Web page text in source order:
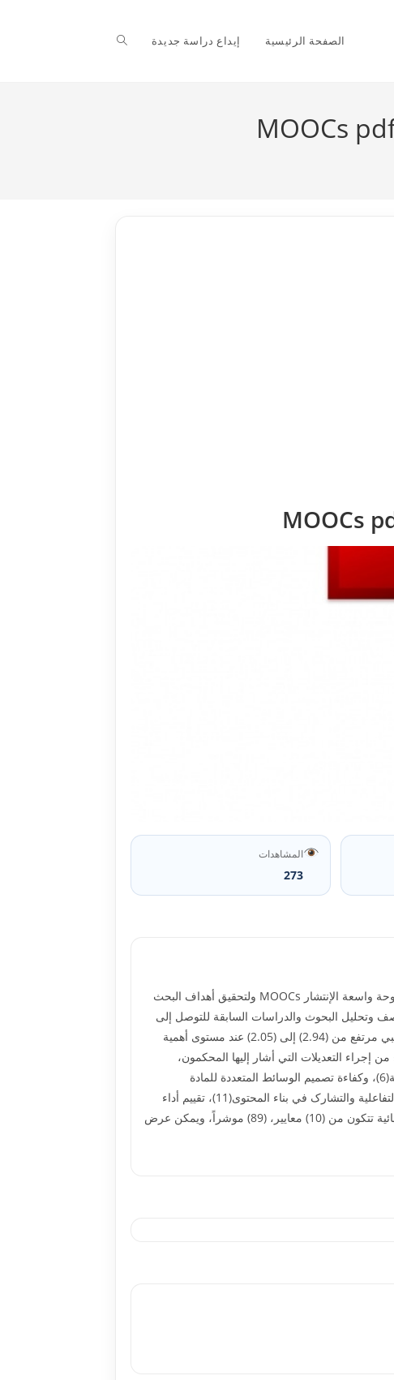
الصفحة الرئيسية إيداع دراسة جديدة Toggle
المشاهدات
273
<br /> ٘<br /> هدف البحث الحالي إلى تحديد المجالات الرئيسة التي تتکون منها قائمة معايير المقررات الإلکترونية المفتوحة واسعة الإنتشار MOOCs ولتحقيق أهداف البحث
وتحليل البحوث والدراسات السابقة للتوصل إلى
قائمة بمعايير تصميم المقررات الإلکترونية المفتوحة واسعة الإنتشار MOOCs، وبعد ضبط قائمة المعايير، سجلت وزن نسبي مرتفع من (2.94) إلى (2.05) عند مستوى أهمية
إلى (2.21) عند مستوى مرتبط، وبعد الانتهاء من إجراء التعديلات التي أشار إليها المحکمون،
وتضمنت المعايير: المعلومات العامة عن المقرر(6)، التصميم التعليمي للمحتوى(9)، تصميم أنشطة التعلم والمهام التشارکية(6)، وکفاءة تصميم الوسائط المتعددة للمادة
التعليمية(22)؛ وجودة تصميم الروابط داخل المقرر(8)، ودعم تحکم المتعلم في المقرر الإلکتروني(9)، والنمذجة(6)، ودعم التفاعلية والتشارک في بناء المحتوى(11)، تقييم أداء
المتعلمين على الأنشطة والواجبات(11)، التوثيق والمرجعية(4) معيار، وبذلک أصبحت قائمة معايير التصميم في صورتها النهائية تتکون من (10) معايير، (89) موشراً، ويمکن عرض